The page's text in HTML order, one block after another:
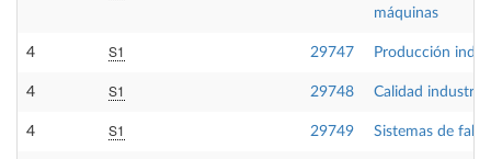
máquinas
4 S1 29747 Producción
4 S1 29748 Calidad industrial
4 S1 29749 Sistemas de